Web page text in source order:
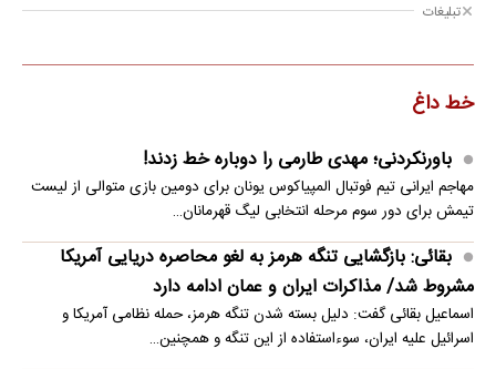
تبلیغات
خط داغ
باورنکردنی؛ مهدی طارمی را دوباره خط زدند!
مهاجم ایرانی تیم فوتبال المپیاکوس یونان برای دومین بازی متوالی از لیست
تیمش برای دور سوم مرحله انتخابی لیگ قهرمانان…
بقائی: بازگشایی تنگه هرمز به لغو محاصره دریایی آمریکا
مشروط شد/ مذاکرات ایران و عمان ادامه دارد
اسماعیل بقائی گفت: دلیل بسته شدن تنگه هرمز، حمله نظامی آمریکا و
اسرائیل علیه ایران، سوءاستفاده از این تنگه و همچنین…